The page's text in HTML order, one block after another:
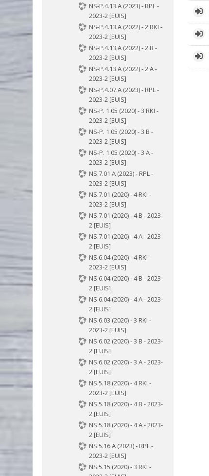
NS-P.4.13.A (2023) - RPL -
2023-2 [EUIS]
NS-P.4.13.A (2022) - 2 RKI -
2023-2 [EUIS]
NS-P.4.13.A (2022) - 2 B -
2023-2 [EUIS]
NS-P.4.13.A (2022) - 2 A -
2023-2 [EUIS]
NS-P.4.07.A (2023) - RPL -
2023-2 [EUIS]
NS-P. 1.05 (2020) - 3 RKI -
2023-2 [EUIS]
NS-P. 1.05 (2020) - 3 B -
2023-2 [EUIS]
NS-P. 1.05 (2020) - 3 A -
2023-2 [EUIS]
NS.7.01.A (2023) - RPL -
2023-2 [EUIS]
NS.7.01 (2020) - 4 RKI -
2023-2 [EUIS]
NS.7.01 (2020) - 4 B - 2023-
2 [EUIS]
NS.7.01 (2020) - 4 A - 2023-
2 [EUIS]
NS.6.04 (2020) - 4 RKI -
2023-2 [EUIS]
NS.6.04 (2020) - 4 B - 2023-
2 [EUIS]
NS.6.04 (2020) - 4 A - 2023-
2 [EUIS]
NS.6.03 (2020) - 3 RKI -
2023-2 [EUIS]
NS.6.02 (2020) - 3 B - 2023-
2 [EUIS]
NS.6.02 (2020) - 3 A - 2023-
2 [EUIS]
NS.5.18 (2020) - 4 RKI -
2023-2 [EUIS]
NS.5.18 (2020) - 4 B - 2023-
2 [EUIS]
NS.5.18 (2020) - 4 A - 2023-
2 [EUIS]
NS.5.16.A (2023) - RPL -
2023-2 [EUIS]
NS.5.15 (2020) - 3 RKI -